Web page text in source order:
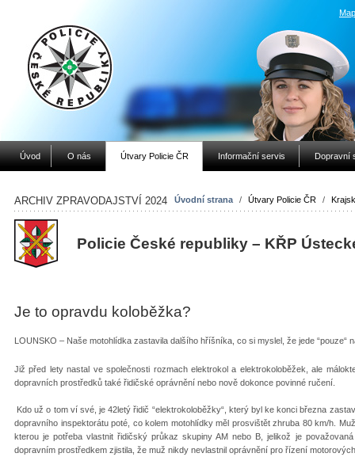
Úvod O nás Útvary Policie ČR Informační servis Dopravní
Úvodní strana / Útvary Policie ČR /
ARCHIV ZPRAVODAJSTVÍ 2024
Policie České republiky – KŘP
Je to opravdu koloběžka?
LOUNSKO – Naše motohlídka zastavila dalšího hříšníka, co si myslel, že jede “pouze“
Již před lety nastal ve společnosti rozmach elektrokol a elektrokoloběžek, ale
dopravních prostředků také řidičské oprávnění nebo nově dokonce povinné ručení.
Kdo už o tom ví své, je 42letý řidič “elektrokoloběžky“, který byl ke konci března
dopravního inspektorátu poté, co kolem motohlídky měl prosvištět zhruba 80 km/h.
kterou je potřeba vlastnit řidičský průkaz skupiny AM nebo B, jelikož je
dopravním prostředkem zjistila, že muž nikdy nevlastnil oprávnění pro řízení